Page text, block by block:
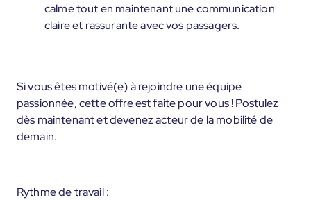
calme tout en maintenant une communication
claire et rassurante avec vos passagers.
Si vous êtes motivé(e) à rejoindre une équipe
passionnée, cette offre est faite pour vous ! Postulez
dès maintenant et devenez acteur de la mobilité de
demain.
Rythme de travail :